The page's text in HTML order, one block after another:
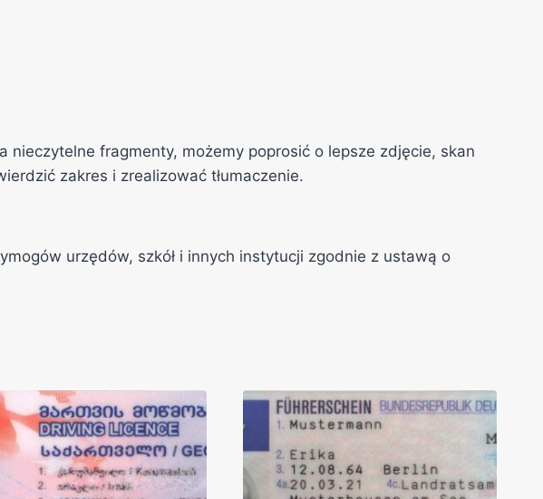
fragmenty, możemy poprosić o lepsze zdjęcie, skan
zakres i zrealizować tłumaczenie.
urzędów, szkół i innych instytucji zgodnie z ustawą o